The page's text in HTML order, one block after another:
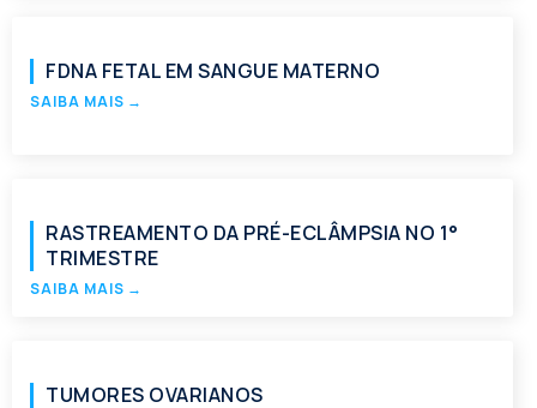
FDNA FETAL EM SANGUE MATERNO
SAIBA MAIS →
RASTREAMENTO DA PRÉ-ECLÂMPSIA NO 1°
TRIMESTRE
SAIBA MAIS →
TUMORES OVARIANOS